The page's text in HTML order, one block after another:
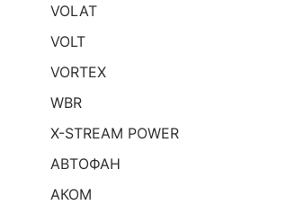
VOLAT
VOLT
VORTEX
WBR
X-STREAM POWER
АВТОФАН
АКОМ